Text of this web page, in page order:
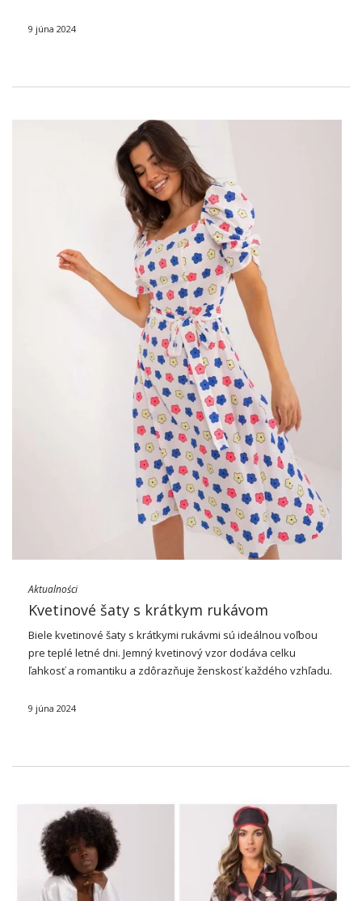
ktoré je možné nosiť každý …
9 júna 2024
Aktualności
Kvetinové šaty s krátkym rukávom
Biele kvetinové šaty s krátkymi rukávmi sú ideálnou voľbou
pre teplé letné dni. Jemný kvetinový vzor dodáva celku
ľahkosť a romantiku a zdôrazňuje ženskosť každého vzhľadu.
do mesta s priateľmi. Vďaka …
9 júna 2024